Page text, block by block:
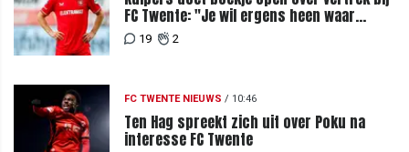
FC Twente: "Je wil ergens heen waar
mensen je waarderen"
19 2
FC TWENTE NIEUWS / 10:46
Ten Hag spreekt zich uit over Poku na
interesse FC Twente